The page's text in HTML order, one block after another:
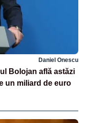
Daniel Onescu
Bolojan află astăzi
un miliard de euro